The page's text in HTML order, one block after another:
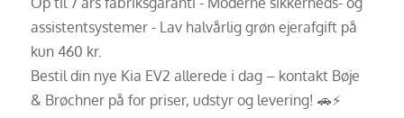
assistentsystemer - Lav halvårlig grøn ejerafgift på
kun 460 kr.
Bestil din nye Kia EV2 allerede i dag – kontakt Bøje
& Brøchner på for priser, udstyr og levering! 🚗⚡